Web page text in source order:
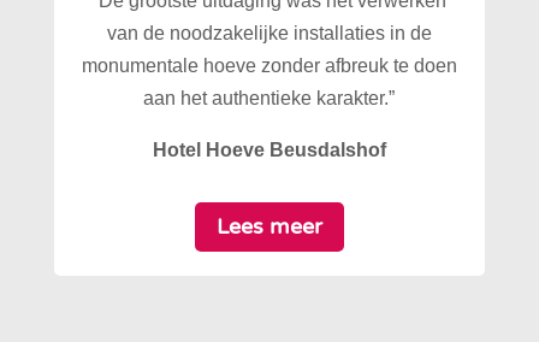
van de noodzakelijke installaties in de
monumentale hoeve zonder afbreuk te doen
aan het authentieke karakter.”
Hotel Hoeve Beusdalshof
Lees meer